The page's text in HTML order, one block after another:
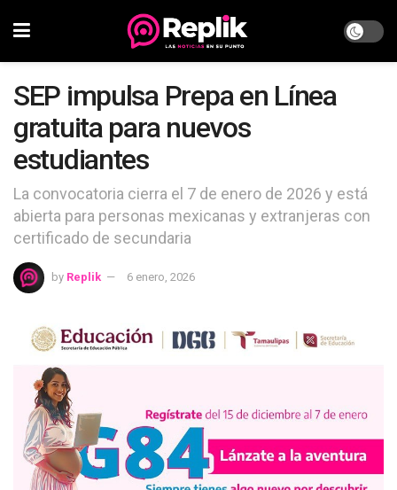
SEP impulsa Prepa en Línea
gratuita para nuevos
estudiantes
La convocatoria cierra el 7 de enero de 2026 y está
abierta para personas mexicanas y extranjeras con
certificado de secundaria
by Replik 6 enero, 2026